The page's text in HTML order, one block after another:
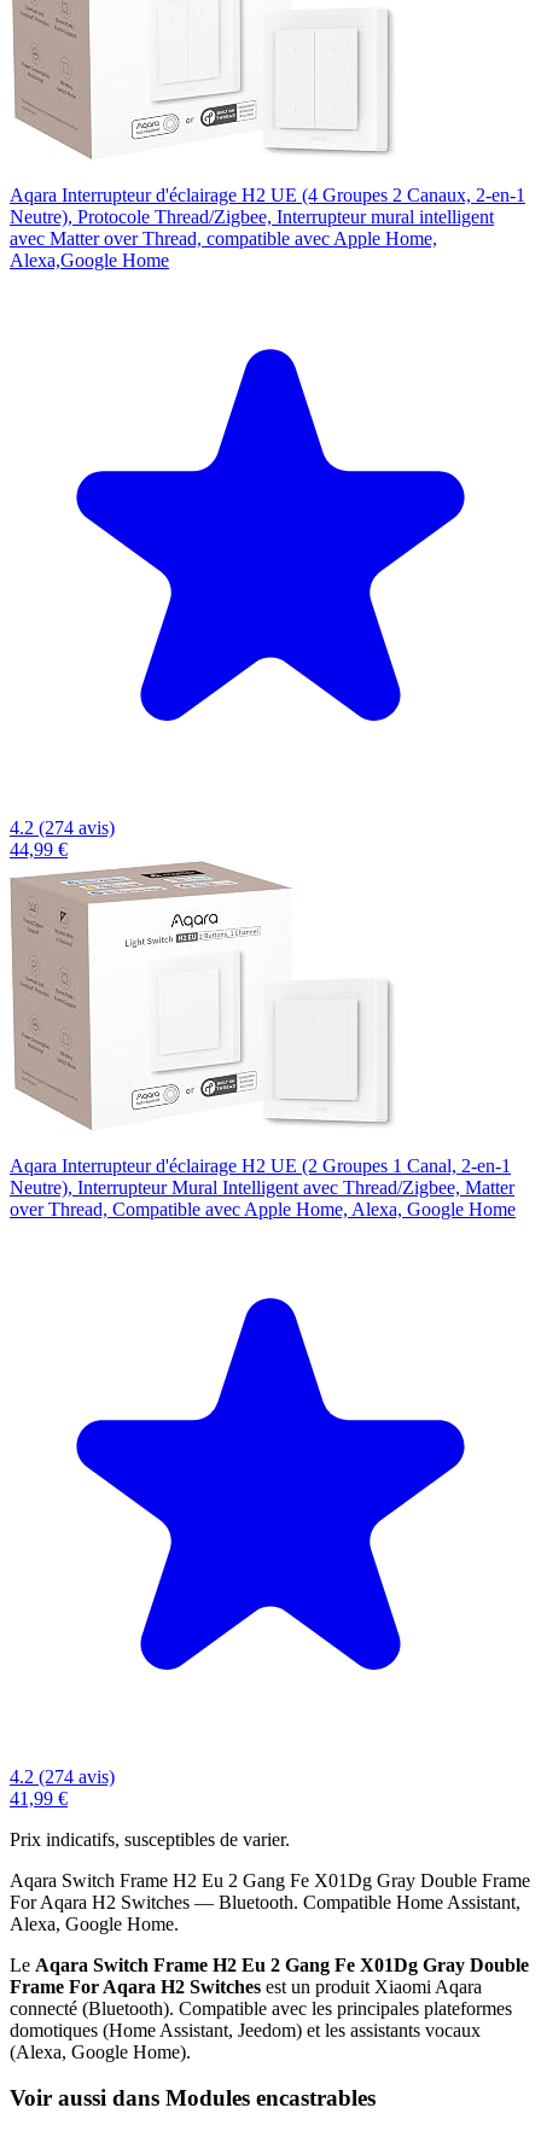
Aqara Interrupteur d'éclairage H2 UE (4 Groupes 2 Canaux, 2-en-1
Neutre), Protocole Thread/Zigbee, Interrupteur mural intelligent
avec Matter over Thread, compatible avec Apple Home,
Alexa,Google Home
4.2 (274 avis)
44,99 €
Aqara Interrupteur d'éclairage H2 UE (2 Groupes 1 Canal, 2-en-1
Neutre), Interrupteur Mural Intelligent avec Thread/Zigbee, Matter
over Thread, Compatible avec Apple Home, Alexa, Google Home
4.2 (274 avis)
41,99 €
Prix indicatifs, susceptibles de varier.
Aqara Switch Frame H2 Eu 2 Gang Fe X01Dg Gray Double Frame
For Aqara H2 Switches — Bluetooth. Compatible Home Assistant,
Alexa, Google Home.
Le Aqara Switch Frame H2 Eu 2 Gang Fe X01Dg Gray Double
Frame For Aqara H2 Switches est un produit Xiaomi Aqara
connecté (Bluetooth). Compatible avec les principales plateformes
domotiques (Home Assistant, Jeedom) et les assistants vocaux
(Alexa, Google Home).
Voir aussi dans Modules encastrables